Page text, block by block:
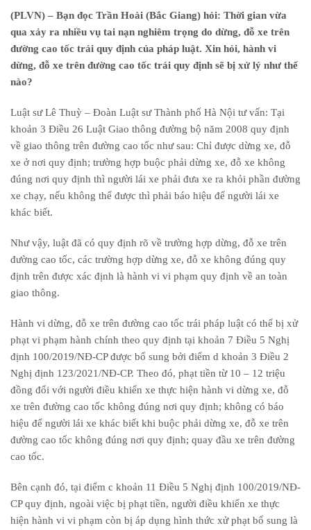
(PLVN) – Bạn đọc Trần Hoài (Bắc Giang) hỏi: Thời gian vừa
qua xảy ra nhiều vụ tai nạn nghiêm trọng do dừng, đỗ xe trên
đường cao tốc trái quy định của pháp luật. Xin hỏi, hành vi
dừng, đỗ xe trên đường cao tốc trái quy định sẽ bị xử lý như thế
nào?
Luật sư Lê Thuỳ – Đoàn Luật sư Thành phố Hà Nội tư vấn: Tại
khoản 3 Điều 26 Luật Giao thông đường bộ năm 2008 quy định
về giao thông trên đường cao tốc như sau: Chỉ được dừng xe, đỗ
xe ở nơi quy định; trường hợp buộc phải dừng xe, đỗ xe không
đúng nơi quy định thì người lái xe phải đưa xe ra khỏi phần đường
xe chạy, nếu không thể được thì phải báo hiệu để người lái xe
khác biết.
Như vậy, luật đã có quy định rõ về trường hợp dừng, đỗ xe trên
đường cao tốc, các trường hợp dừng xe, đỗ xe không đúng quy
định trên được xác định là hành vi vi phạm quy định về an toàn
giao thông.
Hành vi dừng, đỗ xe trên đường cao tốc trái pháp luật có thể bị xử
phạt vi phạm hành chính theo quy định tại khoản 7 Điều 5 Nghị
định 100/2019/NĐ-CP được bổ sung bởi điểm d khoản 3 Điều 2
Nghị định 123/2021/NĐ-CP. Theo đó, phạt tiền từ 10 – 12 triệu
đồng đối với người điều khiển xe thực hiện hành vi dừng xe, đỗ
xe trên đường cao tốc không đúng nơi quy định; không có báo
hiệu để người lái xe khác biết khi buộc phải dừng xe, đỗ xe trên
đường cao tốc không đúng nơi quy định; quay đầu xe trên đường
cao tốc.
Bên cạnh đó, tại điểm c khoản 11 Điều 5 Nghị định 100/2019/NĐ-
CP quy định, ngoài việc bị phạt tiền, người điều khiển xe thực
hiện hành vi vi phạm còn bị áp dụng hình thức xử phạt bổ sung là